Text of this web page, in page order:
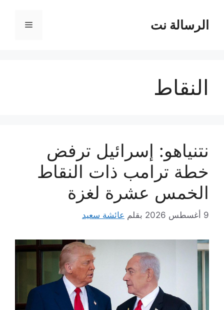
المحتوىالرسالة نت القائمة
النقاط
نتنياهو: إسرائيل ترفض
خطة ترامب ذات النقاط
الخمس عشرة لغزة
9 أغسطس 2026 بقلم عائشة سعيد